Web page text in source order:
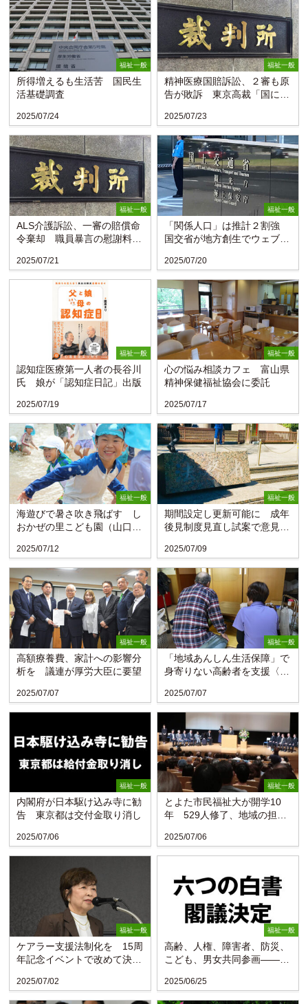
福祉一般
所得増えるも生活苦 国民生
活基礎調査
2025/07/24
福祉一般
精神医療国賠訴訟、２審も原
告が敗訴 東京高裁「国に作
2025/07/23
福祉一般
ALS介護訴訟、一審の賠償命
令棄却 職員暴言の慰謝料増
2025/07/21
福祉一般
「関係人口」は推計２割強
国交省が地方創生でウェブ調
2025/07/20
福祉一般
認知症医療第一人者の長谷川
氏 娘が「認知症日記」出版
2025/07/19
福祉一般
心の悩み相談カフェ 富山県
精神保健福祉協会に委託
2025/07/17
福祉一般
海遊びで暑さ吹き飛ばす し
おかぜの里こども園（山口・
2025/07/12
福祉一般
期間設定し更新可能に 成年
後見制度見直し試案で意見募
2025/07/09
福祉一般
高額療養費、家計への影響分
析を 議連が厚労大臣に要望
2025/07/07
福祉一般
「地域あんしん生活保障」で
身寄りない高齢者を支援〈鯵
2025/07/07
福祉一般
内閣府が日本駆け込み寺に勧
告 東京都は交付金取り消し
2025/07/06
福祉一般
とよた市民福祉大が開学10
年 529人修了、地域の担い
2025/07/06
福祉一般
ケアラー支援法制化を 15周
年記念イベントで改めて決意
2025/07/02
福祉一般
高齢、人権、障害者、防災、
こども、男女共同参画――六
2025/06/25